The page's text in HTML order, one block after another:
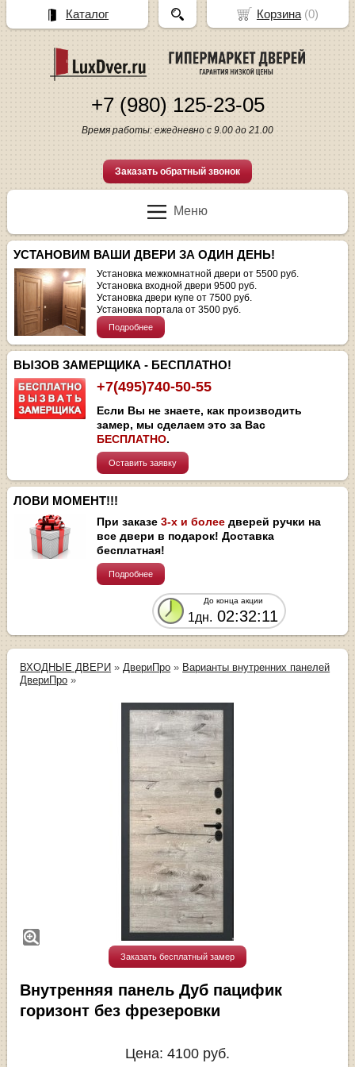
+7 (980) 125-23-05
Время работы: ежедневно с 9.00 до 21.00
Заказать обратный звонок
Меню
УСТАНОВИМ ВАШИ ДВЕРИ ЗА ОДИН ДЕНЬ!
Установка межкомнатной двери от 5500 руб.
Установка входной двери 9500 руб.
Установка двери купе от 7500 руб.
Установка портала от 3500 руб.
Подробнее
ВЫЗОВ ЗАМЕРЩИКА - БЕСПЛАТНО!
+7(495)740-50-55
Если Вы не знаете, как производить
замер, мы сделаем это за Вас
БЕСПЛАТНО.
Оставить заявку
ЛОВИ МОМЕНТ!!!
При заказе3-х и более дверей ручки на
все двери в подарок! Доставка
бесплатная!
Подробнее
До конца акции
1дн. 02:32:11
ВХОДНЫЕ ДВЕРИ » ДвериПро » Варианты внутренних панелей
ДвериПро »
Заказать бесплатный замер
Внутренняя панель Дуб пацифик
горизонт без фрезеровки
Цена: 4100 руб.
Корзина(0)
Каталог